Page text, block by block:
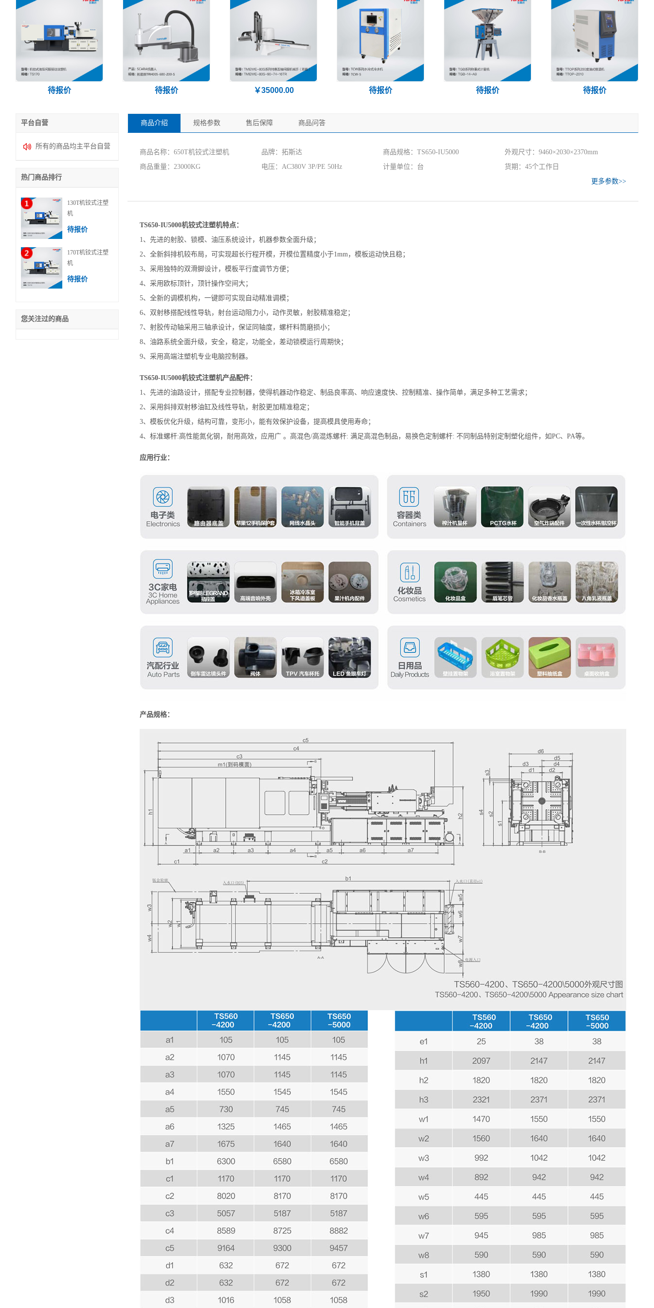
待报价 待报价 ￥35000.00 待报价 待报价 待报价
平台自营 商品介绍 规格参数 售后保障 商品问答
所有的商品均主平台自营
热门商品排行
130T机铰式注塑
机
待报价
170T机铰式注塑
机
待报价
您关注过的商品
商品名称：650T机铰式注塑机 品牌：拓斯达 商品规格：TS650-IU5000
外观尺寸：9460×2030×2370mm
商品重量：23000KG
电压：AC380V 3P/PE 50Hz 计量单位：台
货期：45个工作日
更多参数>>
TS650-IU5000机铰式注塑机特点：
1、先进的射胶、锁模、油压系统设计，机器参数全面升级；
2、全新斜排机较布局，可实现超长行程开模，开模位置精度小于1mm，模板运动快且稳；
3、采用独特的双滑脚设计，模板平行度调节方便；
4、采用欧标顶针，顶针操作空间大；
5、全新的调模机构，一键即可实现自动精准调模；
6、双射移搭配线性导轨，射台运动阻力小，动作灵敏，射胶精准稳定；
7、射胶传动轴采用三轴承设计，保证同轴度，螺杆料筒磨损小；
8、油路系统全面升级，安全，稳定，功能全，差动锁模运行周期快；
9、采用高端注塑机专业电脑控制器。
TS650-IU5000机铰式注塑机产品配件：
1、先进的油路设计，搭配专业控制器，使得机器动作稳定、制品良率高、响应速度快、控制精准、操作简单，满足多种工艺需求；
2、采用斜排双射移油缸及线性导轨，射胶更加精准稳定；
3、模板优化升级，结构可靠，变形小，能有效保护设备，提高模具使用寿命；
4、标准螺杆:高性能氮化钢，耐用高效，应用广 。高混色/高混炼螺杆: 满足高混色制品，易换色定制螺杆: 不同制品特别定制塑化组件，如PC、PA等。
应用行业：
产品规格：